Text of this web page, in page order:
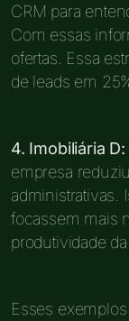
CRM para
Com essas
ofertas. Essa
de leads em
4. Imobiliária D:
empresa
administrativas.
focassem mais
produtividade
Esses